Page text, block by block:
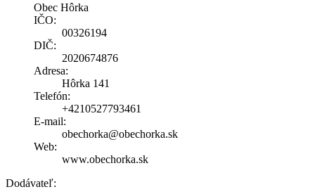
Obec Hôrka
IČO:
00326194
DIČ:
2020674876
Adresa:
Hôrka 141
Telefón:
+4210527793461
E-mail:
obechorka@obechorka.sk
Web:
www.obechorka.sk
Dodávateľ: